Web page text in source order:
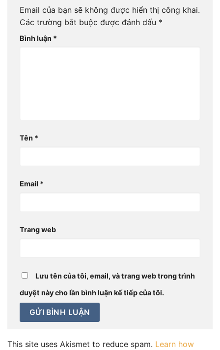
Email của bạn sẽ không được hiển thị công khai.
Các trường bắt buộc được đánh dấu *
Bình luận *
Tên *
Email *
Trang web
Lưu tên của tôi, email, và trang web trong trình
duyệt này cho lần bình luận kế tiếp của tôi.
This site uses Akismet to reduce spam. Learn how